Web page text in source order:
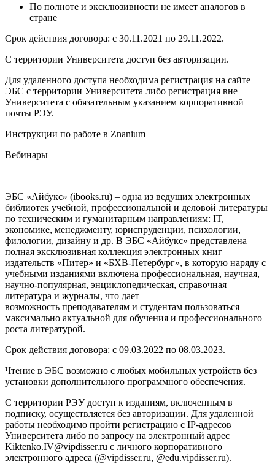
По полноте и эксклюзивности не имеет аналогов в
стране
Срок действия договора: с 30.11.2021 по 29.11.2022.
С территории Университета доступ без авторизации.
Для удаленного доступа необходима регистрация на сайте
ЭБС с территории Университета либо регистрация вне
Университета с обязательным указанием корпоративной
почты РЭУ.
Инструкции по работе в Znanium
Вебинары
ЭБС «Айбукс» (ibooks.ru) – одна из ведущих электронных
библиотек учебной, профессиональной и деловой литературы
по техническим и гуманитарным направлениям: IT,
экономике, менеджменту, юриспруденции, психологии,
филологии, дизайну и др. В ЭБС «Айбукс» представлена
полная эксклюзивная коллекция электронных книг
издательств «Питер» и «БХВ-Петербург», в которую наряду с
учебными изданиями включена профессиональная, научная,
научно-популярная, энциклопедическая, справочная
литература и журналы, что дает
возможность преподавателям и студентам пользоваться
максимально актуальной для обучения и профессионального
роста литературой.
Срок действия договора: с 09.03.2022 по 08.03.2023.
Чтение в ЭБС возможно с любых мобильных устройств без
установки дополнительного программного обеспечения.
С территории РЭУ доступ к изданиям, включенным в
подписку, осуществляется без авторизации. Для удаленной
работы необходимо пройти регистрацию с IP-адресов
Университета либо по запросу на электронный адрес
Kiktenko.IV@vipdisser.ru с личного корпоративного
электронного адреса (@vipdisser.ru, @edu.vipdisser.ru).